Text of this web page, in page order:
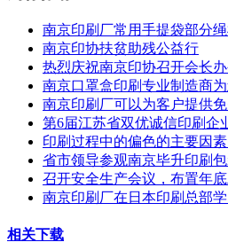
南京印刷厂常用手提袋部分
南京印协扶贫助残公益行
热烈庆祝南京印协召开会长
南京口罩盒印刷专业制造商
南京印刷厂可以为客户提供
第6届江苏省双优诚信印刷企
印刷过程中的偏色的主要因
省市领导参观南京毕升印刷
召开安全生产会议，布置年
南京印刷厂在日本印刷总部
相关下载